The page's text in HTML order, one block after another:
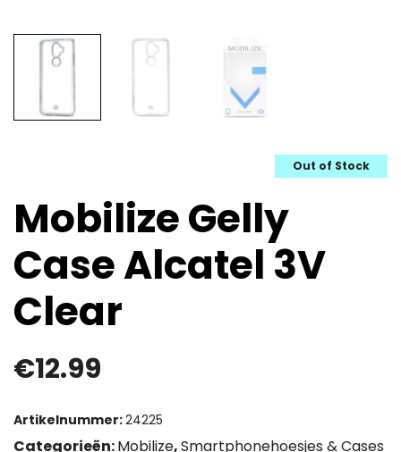
Out of Stock
Mobilize Gelly
Case Alcatel 3V
Clear
€12.99
Artikelnummer:24225
Categorieën:Mobilize,Smartphonehoesjes & Cases